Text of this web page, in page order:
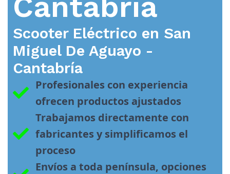
Scooter Eléctrico en San
Miguel De Aguayo -
Cantabría
Profesionales con experiencia
ofrecen productos ajustados
Trabajamos directamente con
fabricantes y simplificamos el
proceso
Envíos a toda península, opciones